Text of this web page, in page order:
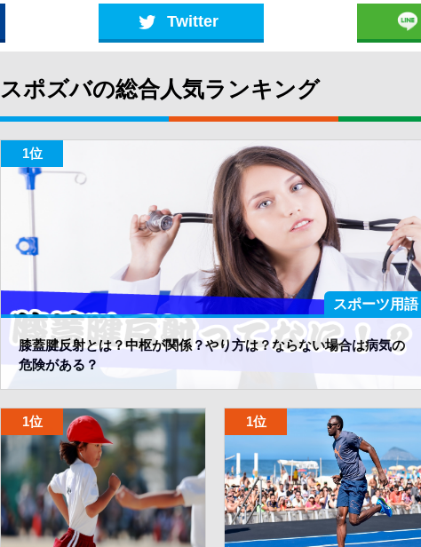
Twitter
スポズバの総合人気ランキング
スポーツ用語
膝蓋腱反射とは？中枢が関係？やり方は？ならない場合は病気の
危険がある？